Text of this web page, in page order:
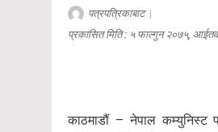
पत्रपत्रिकाबाट|
प्रकासित मिति : ५ फाल्गुन २०७५,
काठमाडौं – नेपाल कम्युनिस्ट